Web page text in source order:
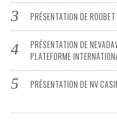
PRÉSENTATION DE
PRÉSENTATION DE
PLATEFORME
PRÉSENTATION DE NV